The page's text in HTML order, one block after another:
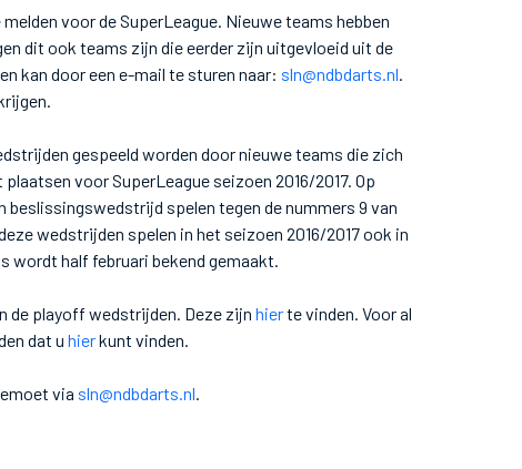
voor de SuperLeague. Nieuwe teams hebben
dit ook teams zijn die eerder zijn uitgevloeid uit de
kan door een e-mail te sturen naar: sln@ndbdarts.nl
gespeeld worden door nieuwe teams die zich
voor SuperLeague seizoen 2016/2017. Op
beslissingswedstrijd spelen tegen de nummers 9 van
wedstrijden spelen in het seizoen 2016/2017 ook in
wordt half februari bekend gemaakt.
de playoff wedstrijden. Deze zijn hierte vinden. Voor al
dat u hierkunt vinden.
via sln@ndbdarts.nl